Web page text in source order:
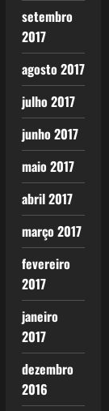
setembro
2017
agosto 2017
julho 2017
junho 2017
maio 2017
abril 2017
março 2017
fevereiro
2017
janeiro
2017
dezembro
2016